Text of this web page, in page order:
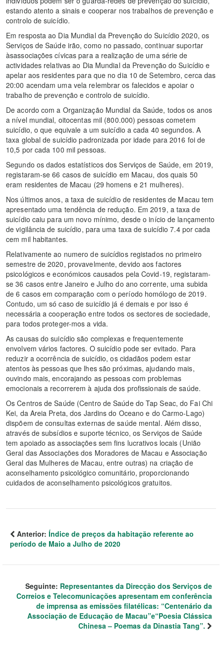
estando atento a sinais e cooperar nos trabalhos de prevenção e
controlo de suicídio.
Em resposta ao Dia Mundial da Prevenção do Suicídio 2020, os
Serviços de Saúde irão, como no passado, continuar suportar
àsassociações cívicas para a realização de uma série de
actividades relativas ao Dia Mundial da Prevenção do Suicídio e
apelar aos residentes para que no dia 10 de Setembro, cerca das
20:00 acendam uma vela relembrar os falecidos e apoiar o
trabalho de prevenção e controlo de suicídio.
De acordo com a Organização Mundial da Saúde, todos os anos
a nível mundial, oitocentas mil (800.000) pessoas cometem
suicídio, o que equivale a um suicídio a cada 40 segundos. A
taxa global de suicídio padronizada por idade para 2016 foi de
10,5 por cada 100 mil pessoas.
Segundo os dados estatísticos dos Serviços de Saúde, em 2019,
registaram-se 66 casos de suicídio em Macau, dos quais 50
eram residentes de Macau (29 homens e 21 mulheres).
Nos últimos anos, a taxa de suicídio de residentes de Macau tem
apresentado uma tendência de redução. Em 2019, a taxa de
suicídio caiu para um novo mínimo, desde o início de lançamento
de vigilância de suicídio, para uma taxa de suicídio 7.4 por cada
cem mil habitantes.
Relativamente ao numero de suicídios registados no primeiro
semestre de 2020, provavelmente, devido aos factores
psicológicos e económicos causados pela Covid-19, registaram-
se 36 casos entre Janeiro e Julho do ano corrente, uma subida
de 6 casos em comparação com o período homólogo de 2019.
Contudo, um só caso de suicídio já é demais e por isso é
necessária a cooperação entre todos os sectores de sociedade,
para todos proteger-mos a vida.
As causas do suicídio são complexas e frequentemente
envolvem vários factores. O suicídio pode ser evitado. Para
reduzir a ocorrência de suicídio, os cidadãos podem estar
atentos às pessoas que lhes são próximas, ajudando mais,
ouvindo mais, encorajando as pessoas com problemas
emocionais a recorrerem à ajuda dos profissionais de saúde.
Os Centros de Saúde (Centro de Saúde do Tap Seac, do Fai Chi
Kei, da Areia Preta, dos Jardins do Oceano e do Carmo-Lago)
dispõem de consultas externas de saúde mental. Além disso,
através de subsídios e suporte técnico, os Serviços de Saúde
tem apoiado as associações sem fins lucrativos locais (União
Geral das Associações dos Moradores de Macau e Associação
Geral das Mulheres de Macau, entre outras) na criação de
aconselhamento psicológico comunitário, proporcionando
cuidados de aconselhamento psicológicos gratuitos.
Anterior: Índice de preços da habitação referente ao
período de Maio a Julho de 2020
Seguinte: Representantes da Direcção dos Serviços de
Correios e Telecomunicações apresentam em conferência
de imprensa as emissões filatélicas: “Centenário da
Associação de Educação de Macau”e“Poesia Clássica
Chinesa – Poemas da Dinastia Tang”.